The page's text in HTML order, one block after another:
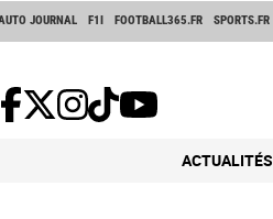
JOURNAL F1I FOOTBALL365.FR SPORTS.FR
ACTUALITÉS